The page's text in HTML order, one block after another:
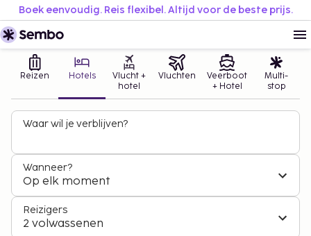
Boek eenvoudig. Reis flexibel. Altijd voor de beste prijs.
Reizen Hotels
Vlucht +
hotel
Vluchten
Veerboot
+ Hotel
Multi-
stop
Waar wil je verblijven?
Wanneer?
Op elk moment
Reizigers
2 volwassenen